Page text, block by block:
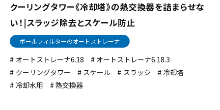
クーリングタワー《冷却塔》の熱交換器を詰まらせな
い！|スラッジ除去とスケール防止
ボールフィルターのオートストレーナ
オートストレーナ6.18
オートストレーナ6.18.3
クーリングタワー
スケール スラッジ
冷却塔
冷却水用
熱交換器